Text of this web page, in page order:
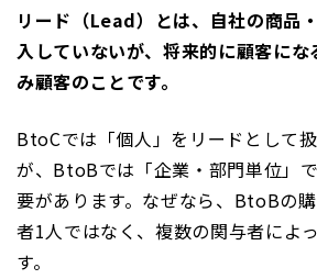
リード（Lead）とは、自社の商品
入していないが、将来的に顧客に
み顧客のことです。
BtoCでは「個人」をリードとして
が、BtoBでは「企業・部門単位」
要があります。なぜなら、BtoBの
者1人ではなく、複数の関与者によ
す。